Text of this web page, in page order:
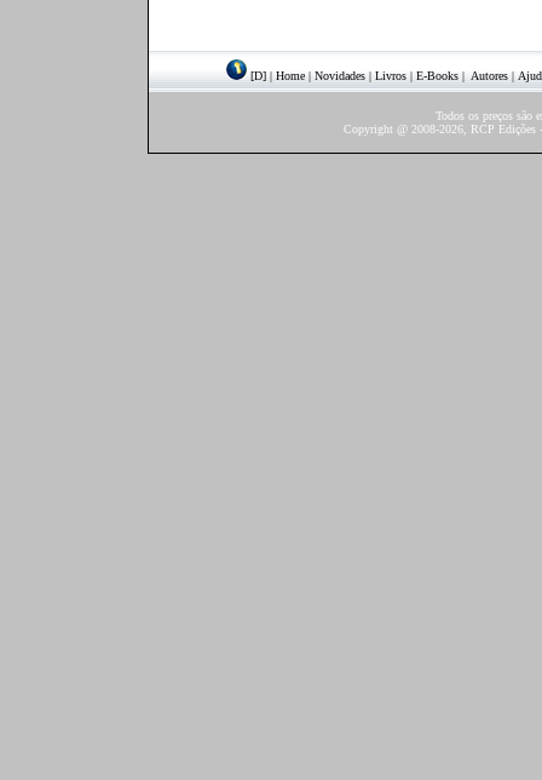
[D] | Home | Novidades | Livros | E-Books | Autores |
Todos os preços são
Copyright @ 2008-2026, RCP Edições